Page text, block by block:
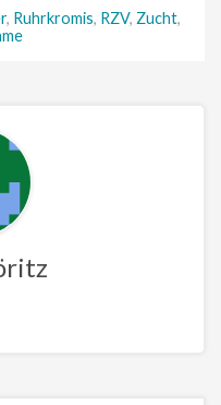
, Ruhrkromis, RZV, Zucht,